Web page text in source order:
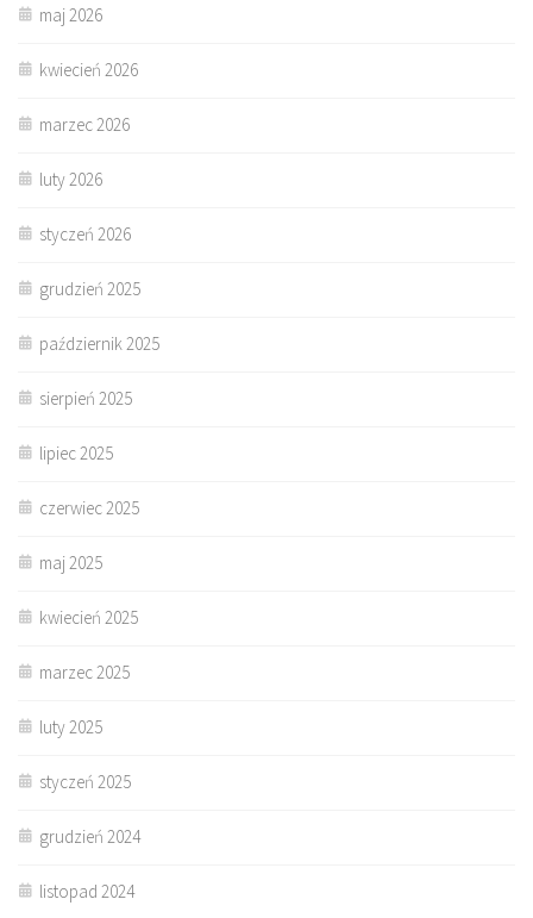
maj 2026
kwiecień 2026
marzec 2026
luty 2026
styczeń 2026
grudzień 2025
październik 2025
sierpień 2025
lipiec 2025
czerwiec 2025
maj 2025
kwiecień 2025
marzec 2025
luty 2025
styczeń 2025
grudzień 2024
listopad 2024